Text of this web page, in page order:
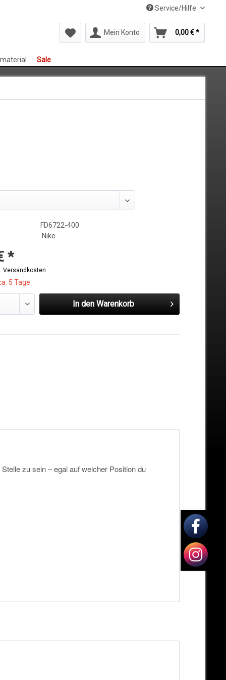
Service/Hilfe
Mein Konto 0,00 € *
Sale
FD6722-400
Nike
*
Versandkosten
5 Tage
In den Warenkorb
zu sein – egal auf welcher Position du